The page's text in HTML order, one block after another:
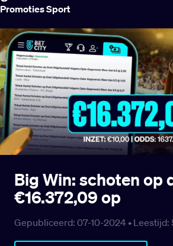
Big Win: schoten op
€16.372,09 op
Gepubliceerd: 07-10-2024 • Leestijd: